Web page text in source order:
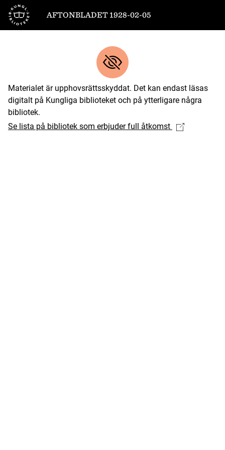
Till startsidan
AFTONBLADET 1928-02-05
Materialet är upphovsrättsskyddat. Det kan endast läsas
digitalt på Kungliga biblioteket och på ytterligare några
bibliotek.
Se lista på bibliotek som erbjuder full åtkomst